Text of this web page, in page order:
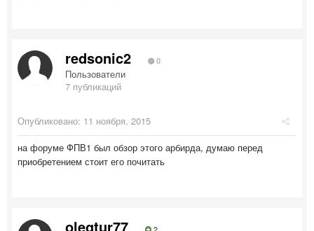
redsonic2 0
Пользователи
7 публикаций
Опубликовано: 11 ноября, 2015
на форуме ФПВ1 был обзор этого арбирда, думаю перед
приобретением стоит его почитать
olegtur77